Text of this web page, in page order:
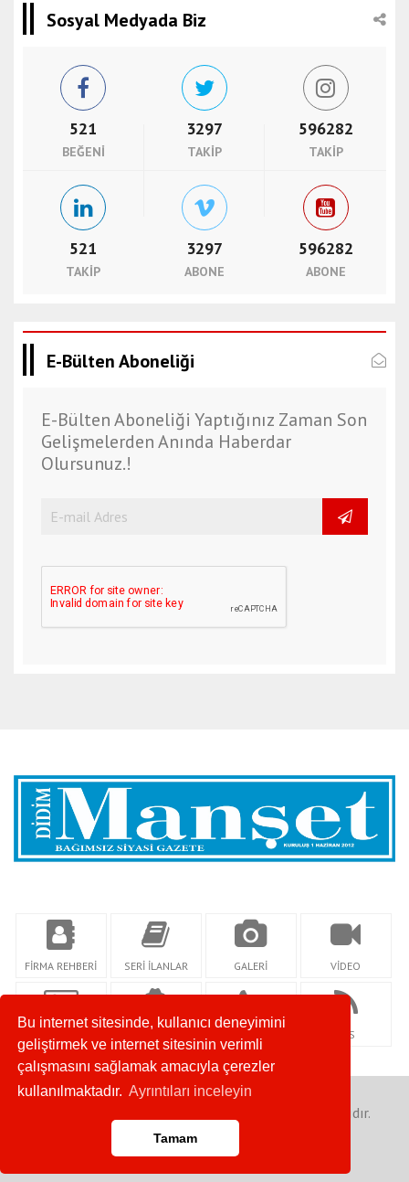
Bu internet sitesinde, kullanıcı deneyimini
geliştirmek ve internet sitesinin verimli
çalışmasını sağlamak amacıyla çerezler
kullanılmaktadır. Ayrıntıları inceleyin
Tamam
Sosyal Medyada Biz
521
BEĞENI
3297
TAKIP
596282
TAKIP
521
TAKIP
3297
ABONE
596282
ABONE
E-Bülten Aboneliği
E-Bülten Aboneliği Yaptığınız Zaman Son
Gelişmelerden Anında Haberdar
Olursunuz.!
FİRMA REHBERİ SERİ İLANLAR GALERİ VİDEO
İLETİŞİM RSS
Copyright for Yanar Medya © 2023. Her Hakkı Saklıdır.
Anasayfa
RSS